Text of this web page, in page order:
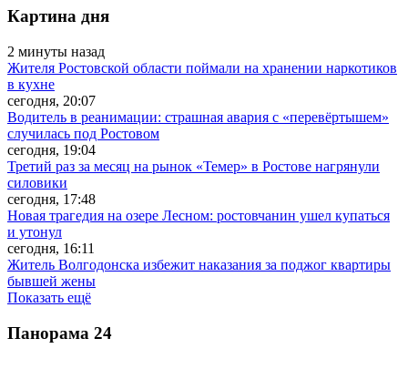
Картина дня
2 минуты назад
Жителя Ростовской области поймали на хранении наркотиков
в кухне
сегодня, 20:07
Водитель в реанимации: страшная авария с «перевёртышем»
случилась под Ростовом
сегодня, 19:04
Третий раз за месяц на рынок «Темер» в Ростове нагрянули
силовики
сегодня, 17:48
Новая трагедия на озере Лесном: ростовчанин ушел купаться
и утонул
сегодня, 16:11
Житель Волгодонска избежит наказания за поджог квартиры
бывшей жены
Показать ещё
Панорама 24